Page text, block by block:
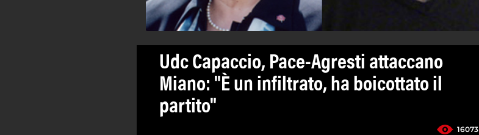
Udc Capaccio, Pace-Agresti attaccano
Miano: "È un infiltrato, ha boicottato il
partito"
16073